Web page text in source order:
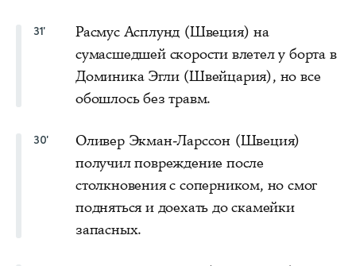
31'
Расмус Асплунд (Швеция) на
сумасшедшей скорости влетел у борта в
Доминика Эгли (Швейцария), но все
обошлось без травм.
30'
Оливер Экман-Ларссон (Швеция)
получил повреждение после
столкновения с соперником, но смог
подняться и доехать до скамейки
запасных.